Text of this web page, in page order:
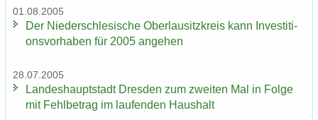
01.08.2005
Der Nie­der­schle­si­sche Ober­lau­sitz­kreis kann In­ves­ti­ti­
ons­vor­ha­ben für 2005 an­ge­hen
28.07.2005
Lan­des­haupt­stadt Dres­den zum zwei­ten Mal in Folge
mit Fehl­be­trag im lau­fen­den Haus­halt